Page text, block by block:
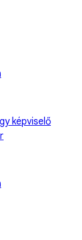
képviselő